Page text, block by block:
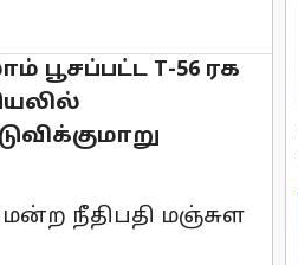
பூசப்பட்ட T-56 ரக
நீதிபதி மஞ்சுள